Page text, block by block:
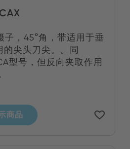
子，45°角，带适用于垂
的尖头刀尖。。同
型号，但反向夹取作用
商品